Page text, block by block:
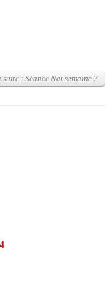
suite : Séance Nat semaine 7